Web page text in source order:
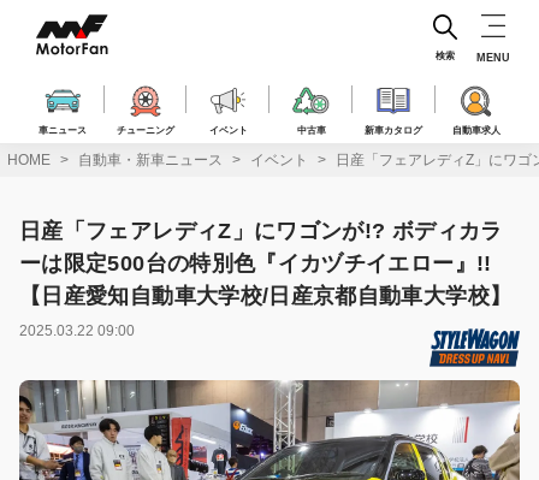
ス
車ニュース チューニング イベント 中古車 新車カタログ 自動車求人
検索 MENU
HOME 自動車・新車ニュース イベント 日産「フェアレディZ」にワ
日産「フェアレディZ」にワゴンが!? ボディカラ
ーは限定500台の特別色『イカヅチイエロー』!!
【日産愛知自動車大学校/日産京都自動車大学校】
2025.03.22 09:00